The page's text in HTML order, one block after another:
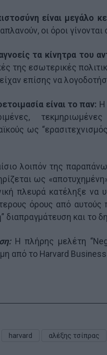
είναι μεγάλο
οι όροι γίνονται
τα κίνητρα του
της εσωτερικές
επίσης να
είναι το παν: Η
ως
λοιπόν της
ως
πλευρά κατέληξε να
όρους από αυτούς
διαπραγμάτευση και το
Η πλήρης μελέτη
από το Harvard
harvard αλέξης τσίπρας